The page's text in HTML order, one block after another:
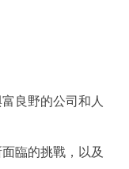
良野的公司和人
臨的挑戰，以及